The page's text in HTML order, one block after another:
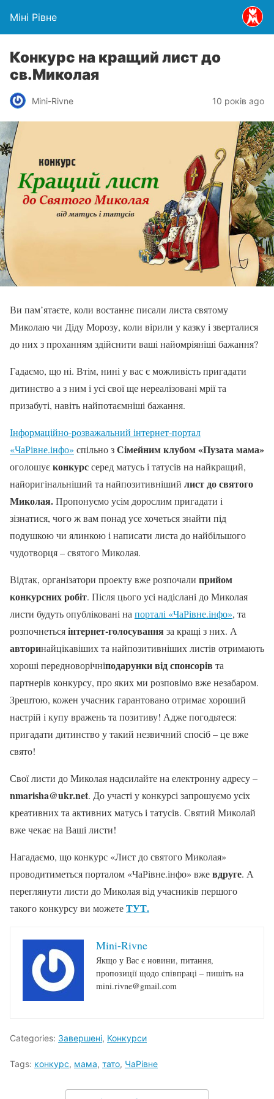
Міні Рівне
Конкурс на кращий лист до
св.Миколая
Mini-Rivne 10 років ago
Ви пам’ятаєте, коли востаннє писали листа святому
Миколаю чи Діду Морозу, коли вірили у казку і зверталися
до них з проханням здійснити ваші найомріяніші бажання?
Гадаємо, що ні. Втім, нині у вас є можливість пригадати
дитинство а з ним і усі свої ще нереалізовані мрії та
призабуті, навіть найпотаємніші бажання.
Інформаційно-розважальний інтернет-портал
«ЧаРівне.інфо» спільно зСімейним клубом «Пузата мама»
оголошуєконкурссеред матусь і татусів на найкращий,
найоригінальніший та найпозитивніший лист до святого
Миколая.Пропонуємо усім дорослим пригадати і
зізнатися, чого ж вам понад усе хочеться знайти під
подушкою чи ялинкою і написати листа до найбільшого
чудотворця – святого Миколая.
Відтак, організатори проекту вже розпочали прийом
конкурсних робіт. Після цього усі надіслані до Миколая
листи будуть опубліковані на порталі «ЧаРівне.інфо», та
розпочнетьсяінтернет-голосуванняза кращі з них. А
авторинайцікавіших та найпозитивніших листів отримають
хороші передноворічніподарунки від спонсорів та
партнерів конкурсу, про яких ми розповімо вже незабаром.
Зрештою, кожен учасник гарантовано отримає хороший
настрій і купу вражень та позитиву! Адже погодьтеся:
пригадати дитинство у такий незвичний спосіб – це вже
свято!
Свої листи до Миколая надсилайте на електронну адресу –
nmarisha@ukr.net. До участі у конкурсі запрошуємо усіх
креативних та активних матусь і татусів. Святий Миколай
вже чекає на Ваші листи!
Нагадаємо, що конкурс «Лист до святого Миколая»
проводитиметься порталом «ЧаРівне.інфо» вжевдруге. А
переглянути листи до Миколая від учасників першого
такого конкурсу ви можетеТУТ.
Mini-Rivne
Якщо у Вас є новини, питання,
пропозиції щодо співпраці – пишіть на
mini.rivne@gmail.com
Categories: Завершені, Конкурси
Tags: конкурс, мама, тато, ЧаРівне